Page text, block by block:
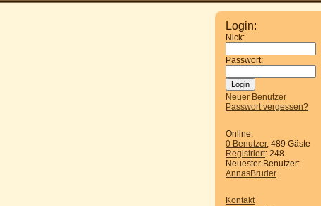
Login:
Nick:
Passwort:
Neuer Benutzer
Passwort vergessen?
Online:
0 Benutzer, 489 Gäste
Registriert: 248
Neuester Benutzer:
AnnasBruder
Kontakt